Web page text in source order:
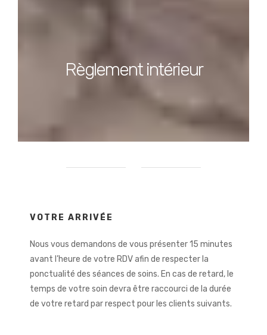
Règlement intérieur
VOTRE ARRIVÉE
Nous vous demandons de vous présenter 15 minutes
avant l’heure de votre RDV afin de respecter la
ponctualité des séances de soins. En cas de retard, le
temps de votre soin devra être raccourci de la durée
de votre retard par respect pour les clients suivants.